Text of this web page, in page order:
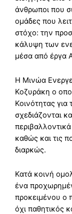
άνθρωποι που
ομάδες που
στόχο: την
κάλυψη των
μέσα από έργα
Η Μινώα
Κοζυράκη ο
Κοινότητας
σχεδιάζονται
καθώς και τις
διαρκώς.
Κατά κοινή
ένα
προκειμένου ο
όχι παθητικός